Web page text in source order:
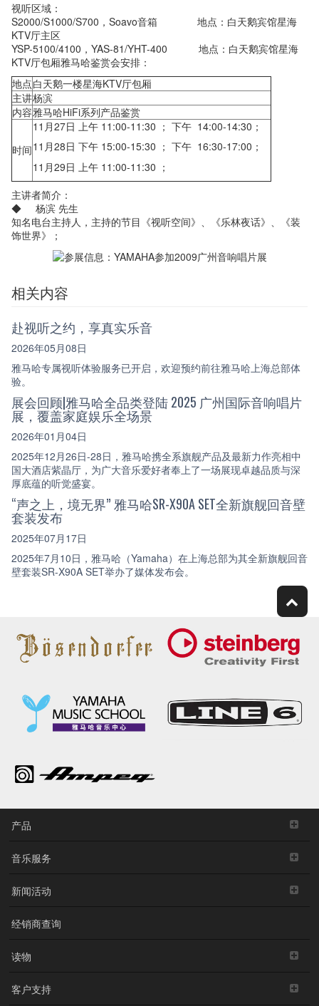
视听区域：
S2000/S1000/S700，Soavo音箱 地点：白天鹅宾馆星海
KTV厅主区
YSP-5100/4100，YAS-81/YHT-400 地点：白天鹅宾馆星海
KTV厅包厢雅马哈鉴赏会安排：
地点白天鹅一楼星海KTV厅包厢
主讲杨滨
内容雅马哈HiFi系列产品鉴赏
时间
11月27日 上午 11:00-11:30 ； 下午 14:00-14:30；
11月28日 下午 15:00-15:30 ； 下午 16:30-17:00；
11月29日 上午 11:00-11:30 ；
主讲者简介：
◆ 杨滨 先生
知名电台主持人，主持的节目《视听空间》、《乐林夜话》、《装
饰世界》；
相关内容
赴视听之约，享真实乐音
2026年05月08日
雅马哈专属视听体验服务已开启，欢迎预约前往雅马哈上海总部体
验。
展会回顾|雅马哈全品类登陆 2025 广州国际音响唱片
展，覆盖家庭娱乐全场景
2026年01月04日
2025年12月26日-28日，雅马哈携全系旗舰产品及最新力作亮相中
国大酒店紫晶厅，为广大音乐爱好者奉上了一场展现卓越品质与深
厚底蕴的听觉盛宴。
“声之上，境无界” 雅马哈SR-X90A SET全新旗舰回音壁
套装发布
2025年07月17日
2025年7月10日，雅马哈（Yamaha）在上海总部为其全新旗舰回音
壁套装SR-X90A SET举办了媒体发布会。
产品
音乐服务
新闻活动
经销商查询
读物
客户支持